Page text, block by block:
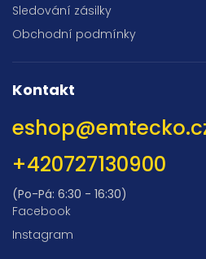
Sledování zásilky
Obchodní podmínky
Kontakt
eshop@
+420727130900
(Po-Pá: 6:30 - 16:30)
Facebook
Instagram